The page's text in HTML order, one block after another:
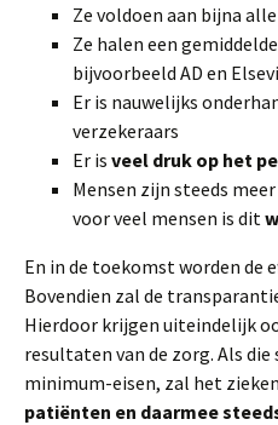
Ze voldoen aan bijna
Ze halen een
bijvoorbeeld AD en
Er is nauwelijks
verzekeraars
Er is veel druk op het
Mensen zijn steeds
voor veel mensen is dit
En in de toekomst worden de
Bovendien zal de
Hierdoor krijgen uiteindelijk
resultaten van de zorg. Als
minimum-eisen, zal het
patiënten en daarmee